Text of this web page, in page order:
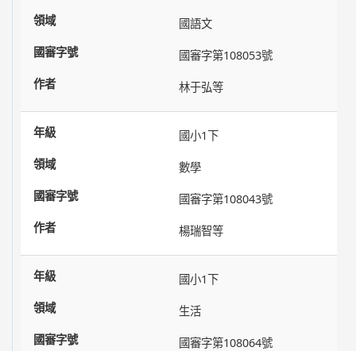
國語文
國審字第108053號
林于弘等
國小1下
數學
國審字第108043號
楊瑞智等
國小1下
生活
國審字第108064號